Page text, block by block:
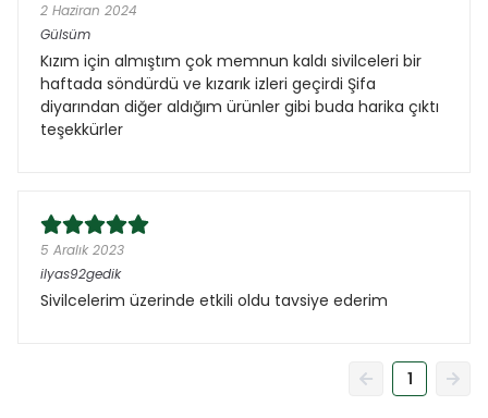
2 Haziran 2024
Gülsüm
Kızım için almıştım çok memnun kaldı sivilceleri bir
haftada söndürdü ve kızarık izleri geçirdi Şifa
diyarından diğer aldığım ürünler gibi buda harika çıktı
teşekkürler
5 Aralık 2023
ilyas92gedik
Sivilcelerim üzerinde etkili oldu tavsiye ederim
1